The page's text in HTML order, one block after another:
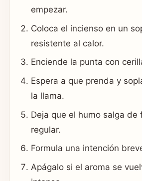
empezar.
Coloca el incienso en un
resistente al calor.
Enciende la punta con
Espera a que prenda y
la llama.
Deja que el humo salga de
regular.
Formula una intención
Apágalo si el aroma se